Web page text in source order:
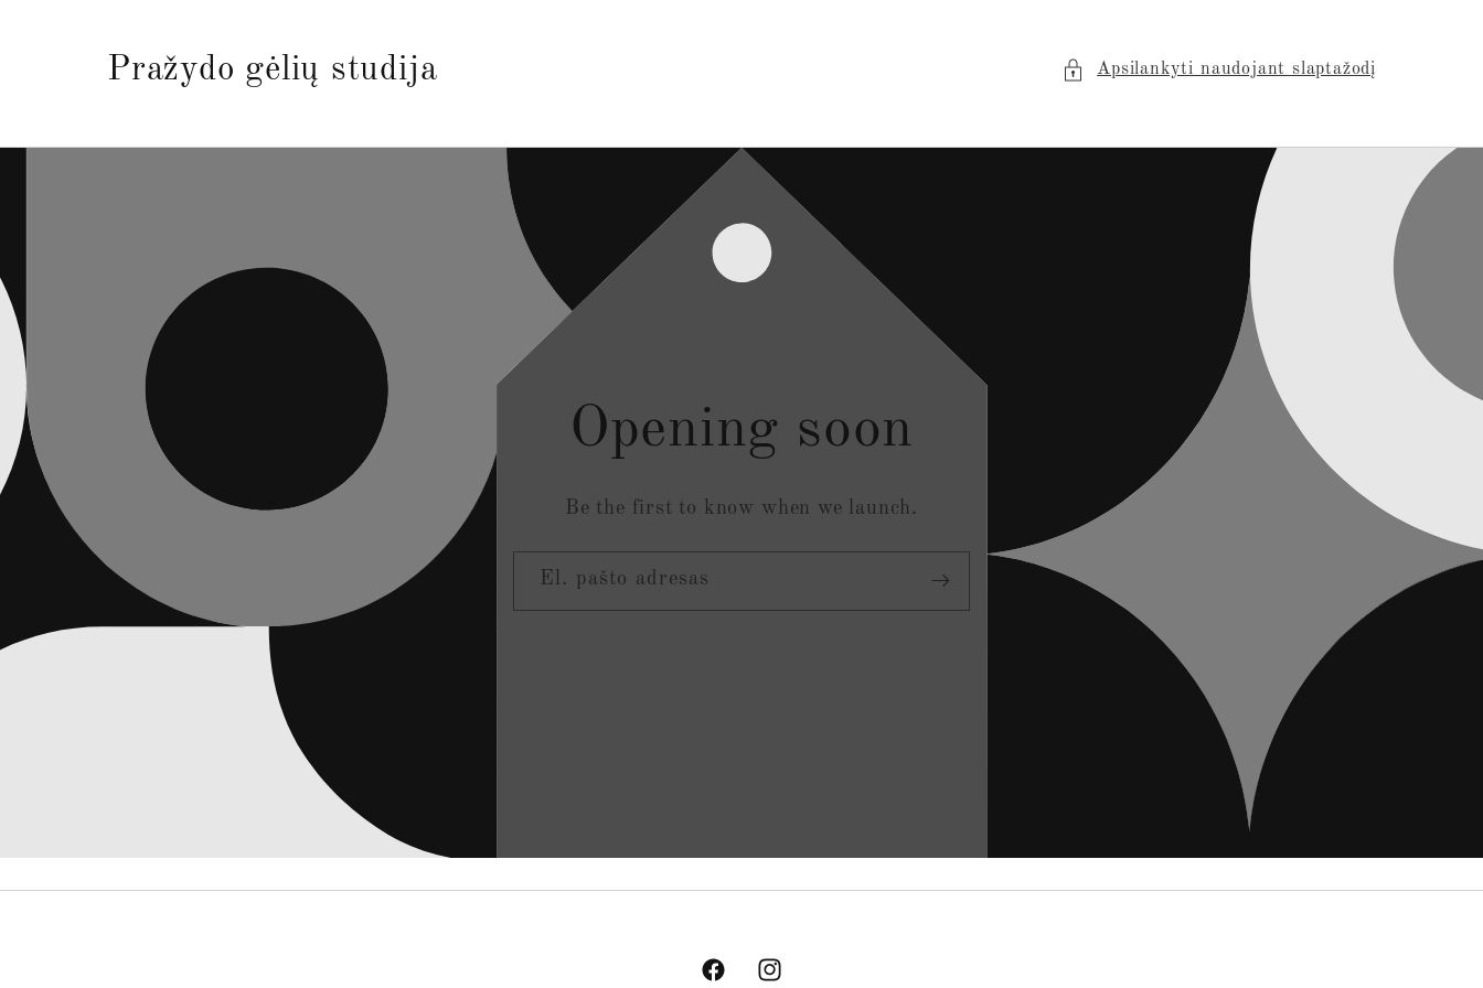
Pražydo gėlių studija Apsilankyti naudojant slaptažodį
Opening soon
Be the first to know when we launch.
El. pašto adresas
„Facebook“„Instagram“